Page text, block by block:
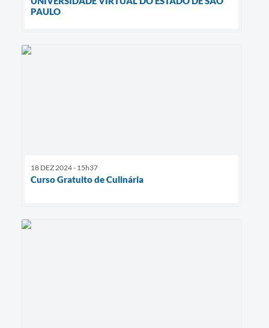
PAULO
18 DEZ 2024 - 15h37
Curso Gratuito de Culinária